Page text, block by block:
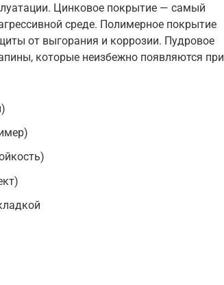
Цинковое покрытие — самый
среде. Полимерное покрытие
от выгорания и коррозии. Пудровое
которые неизбежно появляются при